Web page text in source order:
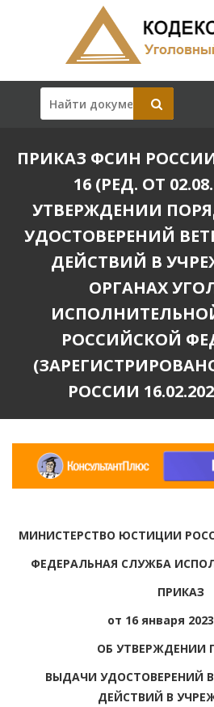
ПРИКАЗ ФСИН РОССИИ
16 (РЕД. ОТ
УТВЕРЖДЕНИИ
УДОСТОВЕРЕНИЙ
ДЕЙСТВИЙ В
ОРГАНАХ
РОССИЙСКОЙ
РОССИИ
МИНИСТЕРСТВО ЮСТИЦИИ
ФЕДЕРАЛЬНАЯ СЛУЖБА
ПРИКАЗ
от 16 января
ОБ УТВЕРЖДЕНИИ
ВЫДАЧИ УДОСТОВЕРЕНИЙ
ДЕЙСТВИЙ В